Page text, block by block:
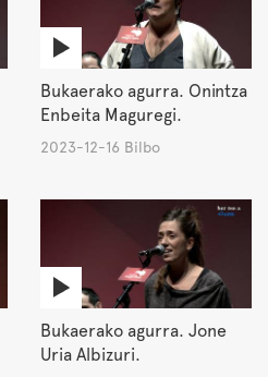
Bukaerako agurra. Onintza
Enbeita Maguregi.
2023-12-16 Bilbo
Bukaerako agurra. Jone
Uria Albizuri.